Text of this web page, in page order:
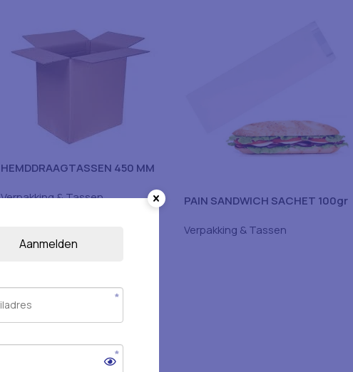
HEMDDRAAGTASSEN 450 MM
Verpakking & Tassen
PAIN SANDWICH SACHET 100gr
Verpakking & Tassen
4 →
Aanmelden